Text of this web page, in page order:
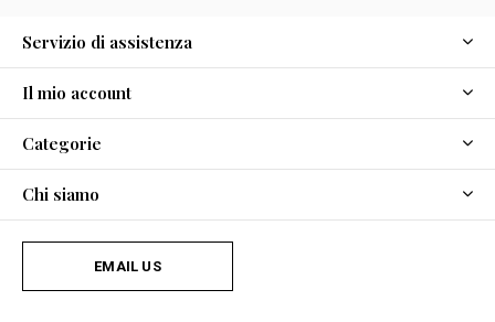
Servizio di assistenza
Il mio account
Categorie
Chi siamo
EMAIL US